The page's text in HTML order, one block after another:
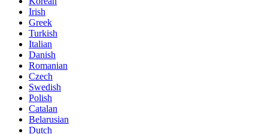
Irish
Greek
Turkish
Italian
Danish
Romanian
Czech
Swedish
Polish
Catalan
Belarusian
Dutch